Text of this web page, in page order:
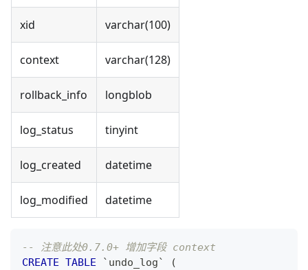
xid varchar(100)
context varchar(128)
rollback_info longblob
log_status tinyint
log_created datetime
log_modified datetime
-- 注意此处0.7.0+ 增加字段 context
CREATE TABLE ` undo_log `
(